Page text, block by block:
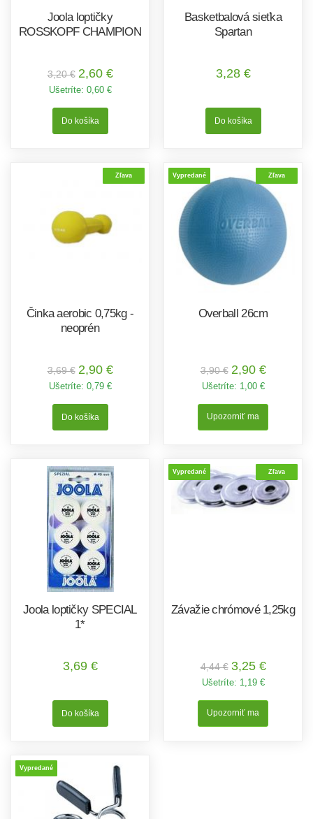
Joola loptičky
ROSSKOPF CHAMPION
3,20 € 2,60 €
Ušetríte: 0,60 €
Basketbalová sieťka
Spartan
3,28 €
Zľava
Činka aerobic 0,75kg -
neoprén
3,69 € 2,90 €
Ušetríte: 0,79 €
Vypredané Zľava
Overball 26cm
3,90 € 2,90 €
Ušetríte: 1,00 €
Upozorniť ma
Joola loptičky SPECIAL
1*
3,69 €
Vypredané Zľava
Závažie chrómové 1,25kg
4,44 € 3,25 €
Ušetríte: 1,19 €
Upozorniť ma
Vypredané